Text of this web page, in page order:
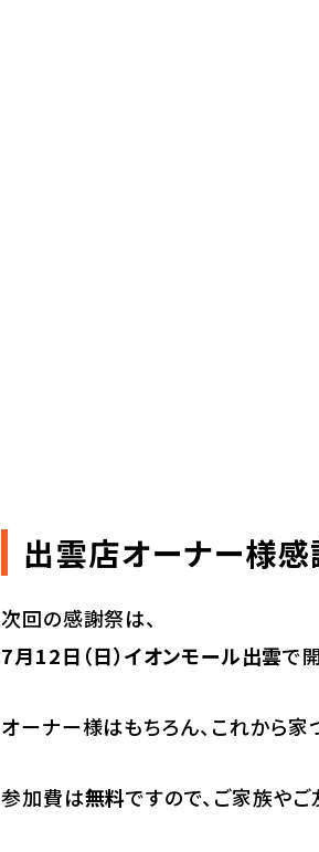
出雲店オーナー様感
次回の感謝祭は、
7月12日（日）イオンモール出雲で
オーナー様はもちろん、これから家
参加費は無料ですので、ご家族や